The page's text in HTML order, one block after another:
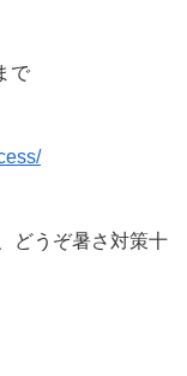
で
どうぞ暑さ対策十